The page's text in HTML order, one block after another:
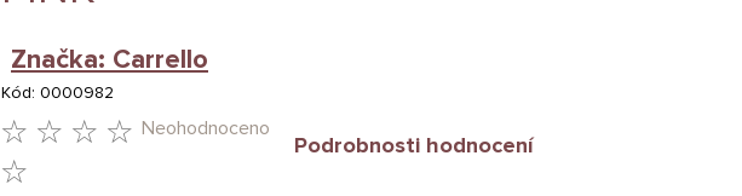
Neohodnoceno
Podrobnosti hodnocení
Kód: 0000982
Značka: Carrello